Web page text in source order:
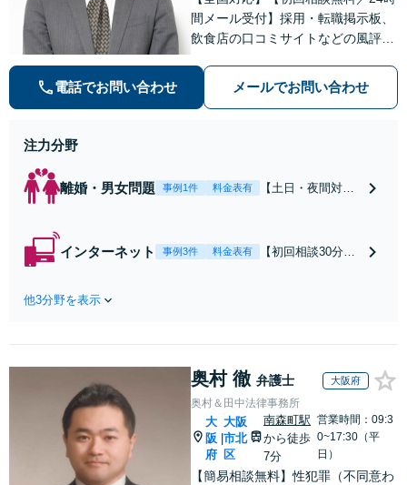
間メール受付】採用・転職掲示板、
飲食店の口コミサイトなどの風評被
の種類を問わず相談可。可能な限り
早期対応で駆けつけサポート【労
電話でお問い合わせ メールでお問い合わせ
注力分野
離婚・男女問題 事例1件 料金表有
【土日・夜間対応
れたら、サインす
負担を軽減「弁護
士の交渉で慰謝料
金額アップ／減額
交渉も対応可」
【完全個室対応】
インターネット 事例3件 料金表有
【初回相談30分無
報開示請求をおこ
お店の風評被害対
策／売り上げ低下
防止のために尽
力」加害者側の対
応可：開示請求の
意見照会が来たと
他3分野を表示
奥村 徹 弁護士 大阪府
奥村＆田中法律事務所
大
阪
府
大阪
市北
区
南森町駅
から徒歩
7分
営業時間：09:3
0~17:30（平
日）
【簡易相談無料】性犯罪（不同意わ